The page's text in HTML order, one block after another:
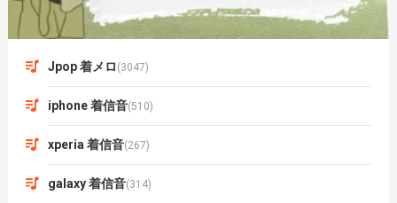
Jpop 着メロ (3047)
iphone 着信音(510)
xperia 着信音(267)
galaxy 着信音(314)